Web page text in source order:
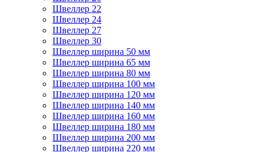
Швеллер 22
Швеллер 24
Швеллер 27
Швеллер 30
Швеллер ширина 50 мм
Швеллер ширина 65 мм
Швеллер ширина 80 мм
Швеллер ширина 100 мм
Швеллер ширина 120 мм
Швеллер ширина 140 мм
Швеллер ширина 160 мм
Швеллер ширина 180 мм
Швеллер ширина 200 мм
Швеллер ширина 220 мм